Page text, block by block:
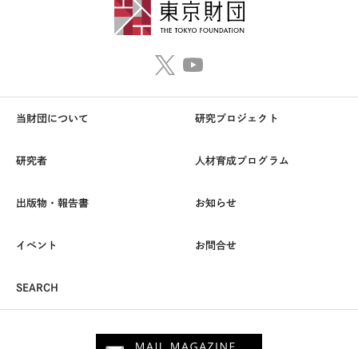
当財団について 研究プロジェクト
研究者 人材育成プログラム
出版物・報告書 お知らせ
イベント お問合せ
SEARCH